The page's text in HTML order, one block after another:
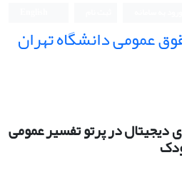
عمومی دانشگاه تهران
دیجیتال در پرتو تفسیر عمومی